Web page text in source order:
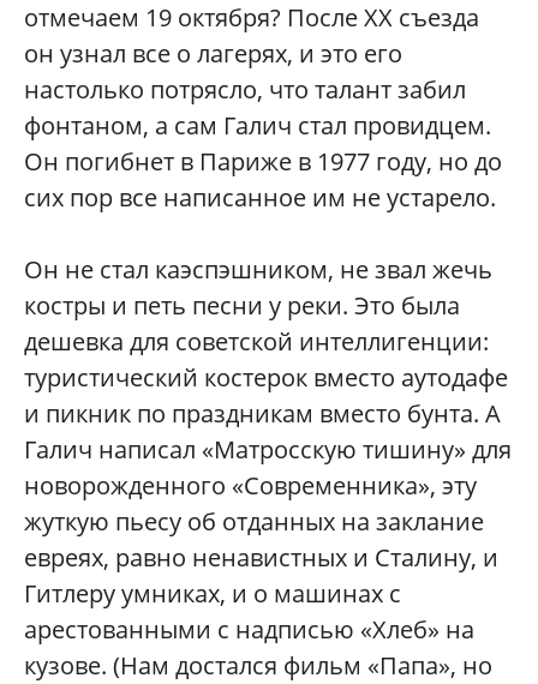
отмечаем 19 октября? После XX съезда
он узнал все о лагерях, и это его
настолько потрясло, что талант забил
фонтаном, а сам Галич стал провидцем.
Он погибнет в Париже в 1977 году, но до
сих пор все написанное им не устарело.
Он не стал каэспэшником, не звал жечь
костры и петь песни у реки. Это была
дешевка для советской интеллигенции:
туристический костерок вместо аутодафе
и пикник по праздникам вместо бунта. А
Галич написал «Матросскую тишину» для
новорожденного «Современника», эту
жуткую пьесу об отданных на заклание
евреях, равно ненавистных и Сталину, и
Гитлеру умниках, и о машинах с
арестованными с надписью «Хлеб» на
кузове. (Нам достался фильм «Папа», но